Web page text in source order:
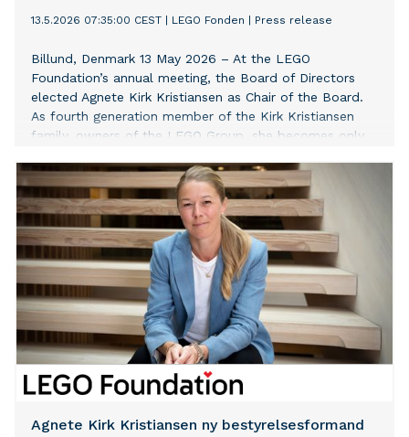
13.5.2026 07:35:00 CEST LEGO Fonden Press release
Billund, Denmark 13 May 2026 – At the LEGO
Foundation’s annual meeting, the Board of Directors
elected Agnete Kirk Kristiansen as Chair of the Board.
As fourth generation member of the Kirk Kristiansen
family, owners of the LEGO Group, she becomes only
in 1986.
Agnete Kirk Kristiansen ny bestyrelsesformand